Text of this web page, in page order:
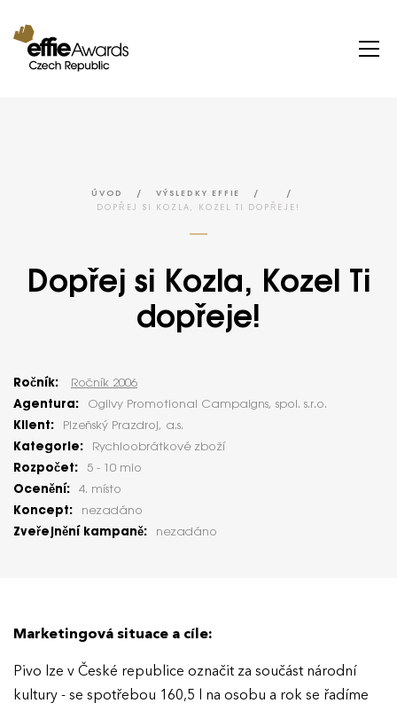
ÚVOD / VÝSLEDKY EFFIE / /
DOPŘEJ SI KOZLA, KOZEL TI DOPŘEJE!
Dopřej si Kozla, Kozel Ti
dopřeje!
Ročník: Ročník 2006
Agentura: Ogilvy Promotional Campaigns, spol. s.r.o.
Klient: Plzeňský Prazdroj, a.s.
Kategorie: Rychloobrátkové zboží
Rozpočet: 5 - 10 mio
Ocenění: 4. místo
Koncept: nezadáno
Zveřejnění kampaně: nezadáno
Marketingová situace a cíle:
Pivo lze v České republice označit za součást národní
kultury - se spotřebou 160,5 l na osobu a rok se řadíme